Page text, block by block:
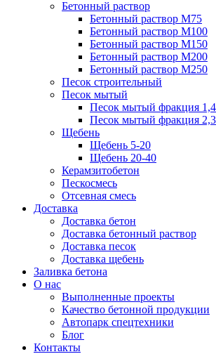
Бетонный раствор
Бетонный раствор М75
Бетонный раствор М100
Бетонный раствор М150
Бетонный раствор М200
Бетонный раствор М250
Песок строительный
Песок мытый
Песок мытый фракция
Песок мытый фракция
Щебень
Щебень 5-20
Щебень 20-40
Керамзитобетон
Пескосмесь
Отсевная смесь
Доставка
Доставка бетон
Доставка бетонный раствор
Доставка песок
Доставка щебень
Заливка бетона
О нас
Выполненные проекты
Качество бетонной продукции
Автопарк спецтехники
Блог
Контакты